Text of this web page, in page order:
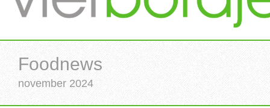
Foodnews
november 2024